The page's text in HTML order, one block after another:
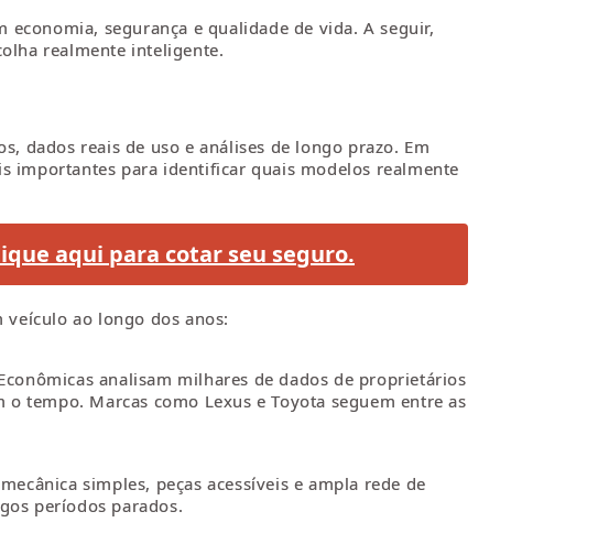
segurança e qualidade de vida. A seguir,
realmente inteligente.
dados reais de uso e análises de longo prazo. Em
importantes para identificar quais modelos realmente
aqui para cotar seu seguro.
ao longo dos anos:
analisam milhares de dados de proprietários
tempo. Marcas como Lexus e Toyota seguem entre as
simples, peças acessíveis e ampla rede de
períodos parados.